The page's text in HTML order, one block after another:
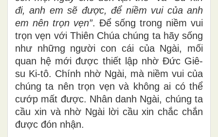
đi, anh em sẽ được,đểniềm vui của anh
em nên trọn vẹn”. Đểsống trong niềm vui
trọn vẹn với Thiên Chúa chúng ta hãy sống
như những người con cái của Ngài, mối
quan hệ mớiđược thiết lập nhờ Đức Giê-
su Ki-tô. Chính nhờ Ngài, mà niềm vui của
chúng ta nên trọn vẹn và không ai cóthể
cướp mất được. Nhân danh Ngài, chúng ta
cầu xin vànhờ Ngài lời cầu xin chắc chắn
được đón nhận.